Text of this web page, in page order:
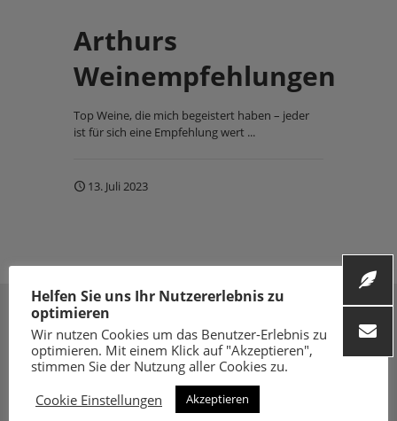
Arthurs
Weinempfehlungen
Top Weine, die mich begeistert haben – jeder
ist für sich eine Empfehlung wert ...
13. Juli 2023
Folge uns
Helfen Sie uns Ihr Nutzererlebnis zu
optimieren
Wir nutzen Cookies um das Benutzer-Erlebnis zu
optimieren. Mit einem Klick auf "Akzeptieren",
stimmen Sie der Nutzung aller Cookies zu.
Cookie Einstellungen
Akzeptieren